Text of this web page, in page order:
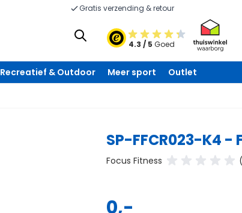
Gratis verzending & retour
4.3 / 5 Goed
Recreatief & Outdoor Meer sport Outlet
SP-FFCR023-K4 -
Focus Fitness
0,-